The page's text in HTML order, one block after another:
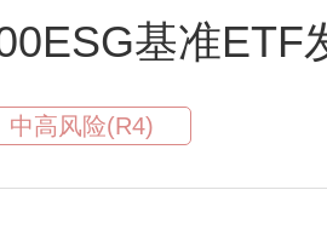
基准ETF
中高风险(R4)